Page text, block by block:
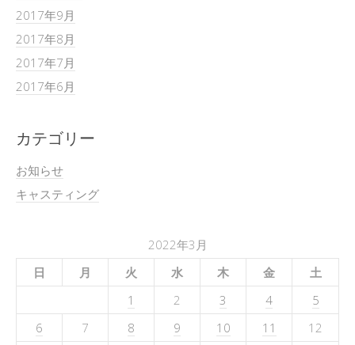
2017年9月
2017年8月
2017年7月
2017年6月
カテゴリー
お知らせ
キャスティング
2022年3月
日
月 火 水 木 金
土
1
2 3 4
5
6
7 8 9 10 11
12